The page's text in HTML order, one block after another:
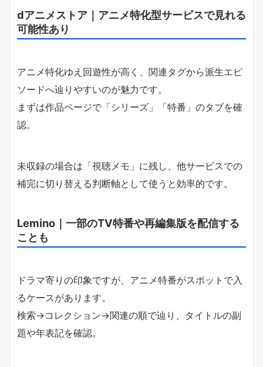
dアニメストア｜アニメ特化型サービスで見れる
可能性あり
アニメ特化ゆえ回遊性が高く、関連タグから派生エピ
ソードへ辿りやすいのが魅力です。
まずは作品ページで「シリーズ」「特番」のタブを確
認。
未収録の場合は「視聴メモ」に残し、他サービスでの
補完に切り替える判断軸として使うと効率的です。
Lemino｜一部のTV特番や再編集版を配信する
ことも
ドラマ寄りの印象ですが、アニメ特番がスポットで入
るケースがあります。
検索→コレクション→関連の順で辿り、タイトルの副
題や年表記を確認。